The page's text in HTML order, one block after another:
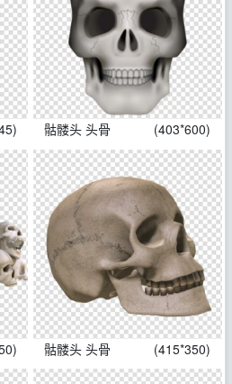
骷髅头 头骨 (403*600)
骷髅头 头骨 (415*350)